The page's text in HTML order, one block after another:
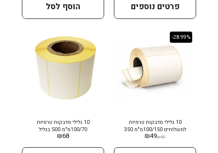
פרטים נוספים הוסף לסל
-28.99%
10 גלילי מדבקות טרמיות
למשלוחים 100/150מ"מ 350
יחידות
₪69
₪49
10 גלילי מדבקות טרמיות
100/70מ"מ 500 בגליל
₪68